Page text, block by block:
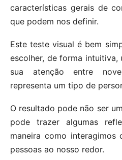
características gerais de
que podem nos definir.
Este teste visual é bem
escolher, de forma intuitiva,
sua atenção entre
representa um tipo de
O resultado pode não ser
pode trazer algumas
maneira como
pessoas ao nosso redor.